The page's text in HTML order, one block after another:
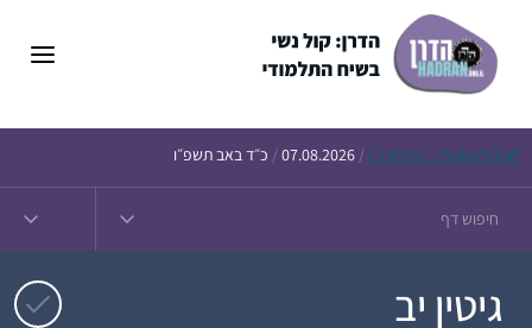
Today’s Daf – זבחים נ״ו /
07.08.2026
/ כ״ד באב תשפ״ו
גיטין יב